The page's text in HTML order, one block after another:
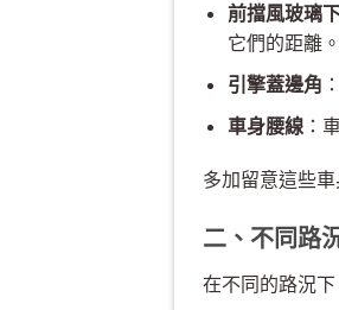
前擋風玻璃
它們的距離。
引擎蓋邊角
車身腰線：
多加留意這些
二、不同路
在不同的路況